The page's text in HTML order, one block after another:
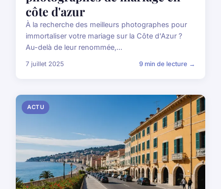
côte d'azur
À la recherche des meilleurs photographes pour
immortaliser votre mariage sur la Côte d'Azur ?
Au-delà de leur renommée,...
7 juillet 2025 9 min de lecture →
ACTU